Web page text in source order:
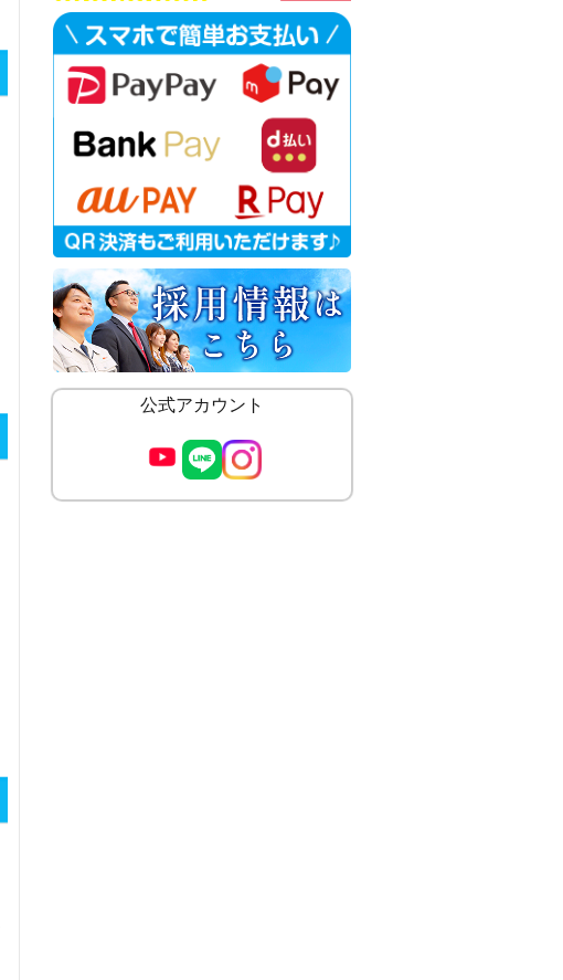
公式アカウント